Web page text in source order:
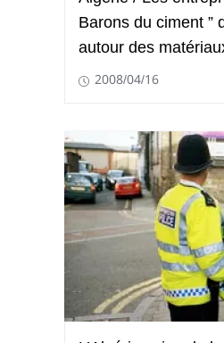
Barons du ciment ”
autour des
2008/04/16